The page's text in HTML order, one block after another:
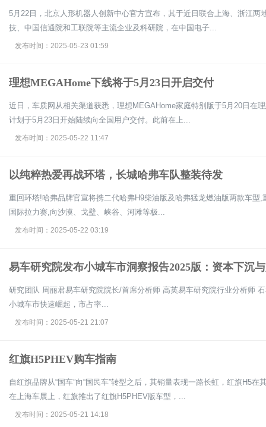
5月22日，北京人形机器人创新中心官方宣布，其于近日联合上海、浙江两
技、中国信通院和工联院等主流企业及科研院，在中国电子...
发布时间：2025-05-23 01:59
理想MEGAHome下线将于5月23日开启交付
近日，车质网从相关渠道获悉，理想MEGAHome家庭特别版于5月20日在
计划于5月23日开始陆续向全国用户交付。此前在上...
发布时间：2025-05-22 11:47
以纯粹热爱再战环塔，长城哈弗车队整装待发
重回环塔!哈弗品牌官宣将携二代哈弗H9柴油版及哈弗猛龙燃油版两款车型
国际拉力赛,向沙漠、戈壁、峡谷、河滩等极...
发布时间：2025-05-22 03:19
易车研究院发布小城车市洞察报告2025版：资本下沉
研究团队 周丽君易车研究院院长/首席分析师 高英易车研究院行业分析师 石本雅易车研究院行业分析师 2023-2024年，
小城车市快速崛起，市占率...
发布时间：2025-05-21 21:07
红旗H5PHEV购车指南
自红旗品牌从“国车”向“国民车”转型之后，其销量表现一路长虹，红旗H5
在上海车展上，红旗推出了红旗H5PHEV版车型，...
发布时间：2025-05-21 14:18